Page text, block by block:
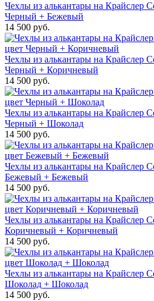
Чехлы из алькантары на Крайслер
Черный + Бежевый
14 500 руб.
Чехлы из алькантары на Крайслер
Черный + Коричневый
14 500 руб.
Чехлы из алькантары на Крайслер
Черный + Шоколад
14 500 руб.
Чехлы из алькантары на Крайслер
Бежевый + Бежевый
14 500 руб.
Чехлы из алькантары на Крайслер
Коричневый + Коричневый
14 500 руб.
Чехлы из алькантары на Крайслер
Шоколад + Шоколад
14 500 руб.